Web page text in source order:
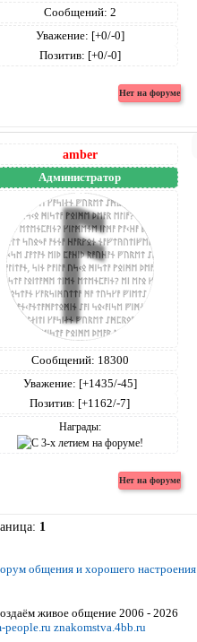
Сообщений: 2
Уважение: [+0/-0]
Позитив: [+0/-0]
amber
Администратор
Сообщений: 18300
Уважение: [+1435/-45]
Позитив: [+1162/-7]
Награды:
1
общения и хорошего настроения
живое общение 2006 - 2026
people.ru znakomstva.4bb.ru